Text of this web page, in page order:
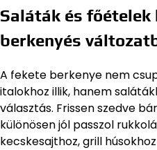
Saláták és főételek
berkenyés
A fekete berkenye nem
italokhoz illik, hanem
választás. Frissen szedve
különösen jól passzol
kecskesajthoz, grill